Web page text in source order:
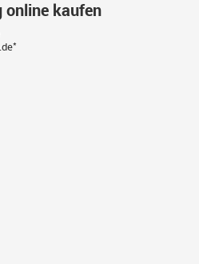
online kaufen
*